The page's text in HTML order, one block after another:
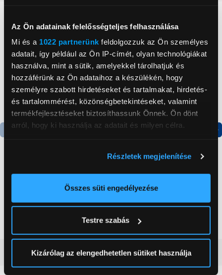
Az Ön adatainak felelősségteljes felhasználása
Mi és a 1022 partnerünk feldolgozzuk az Ön személyes
adatait, így például az Ön IP-címét, olyan technológiákat
használva, mint a sütik, amelyekkel tárolhatjuk és
hozzáférünk az Ön adataihoz a készülékén, hogy
személyre szabott hirdetéseket és tartalmakat, hirdetés-
és tartalommérést, közönségbetekintéseket, valamint
termékfejlesztéseket biztosíthassunk Önnek. Ön dönt
arról, hogy ki használja az adatait és milyen célra.
elhelyezkedéséről pár méteres pontossággal
Az Ön készülékén beazonosítása annak konkrét
módjairól és adja meg preferenciáit aRészletek
pontban. Bármikor módosíthatja vagy visszavonhatja a
Sütinyilatkozathoz való hozzájárulását.
Részletek megjelenítése
Összes süti engedélyezése
Testre szabás
Kizárólag az elengedhetetlen sütiket használja
by side hűtőszekrény
Alulfagyasztós
Vásárlói vélemények(0)